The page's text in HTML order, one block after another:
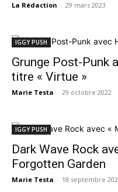
La Rédaction - 29 mars 2023
IGGY PUSH
Grunge Post-Punk
titre « Virtue »
Marie Testa - 29 octobre 2022
IGGY PUSH
Dark Wave Rock
Forgotten Garden
Marie Testa - 18 septembre